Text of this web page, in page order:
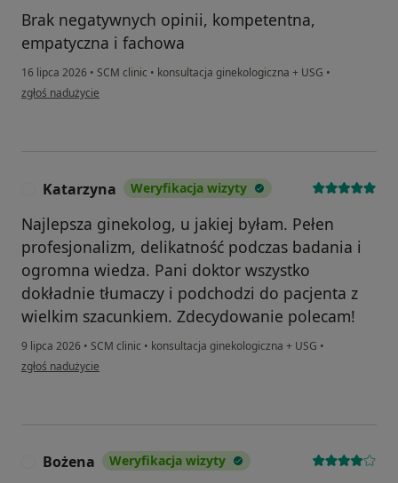
Brak negatywnych opinii, kompetentna,
empatyczna i fachowa
16 lipca 2026 • SCM clinic • konsultacja ginekologiczna + USG •
w opinii użytkownika IZ
zgłoś nadużycie
Katarzyna Weryfikacja wizyty
Najlepsza ginekolog, u jakiej byłam. Pełen
profesjonalizm, delikatność podczas badania i
ogromna wiedza. Pani doktor wszystko
dokładnie tłumaczy i podchodzi do pacjenta z
wielkim szacunkiem. Zdecydowanie polecam!
9 lipca 2026 • SCM clinic • konsultacja ginekologiczna + USG •
w opinii użytkownika Katarzyna
zgłoś nadużycie
Bożena Weryfikacja wizyty